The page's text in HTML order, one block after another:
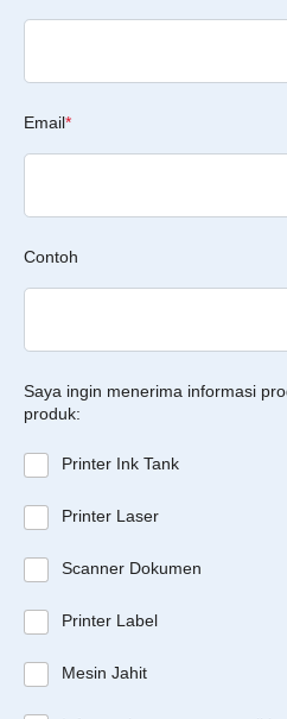
Email*
Contoh
Saya ingin menerima informasi
produk:
Printer Ink Tank
Printer Laser
Scanner Dokumen
Printer Label
Mesin Jahit